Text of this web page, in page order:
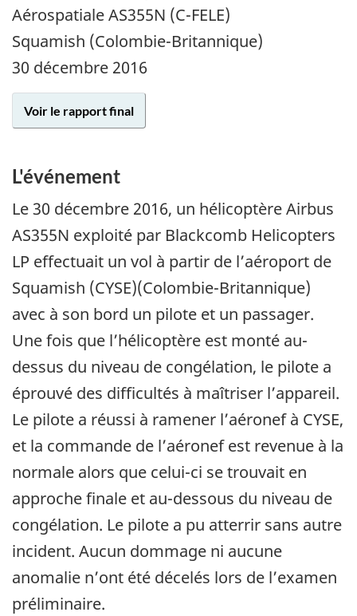
Aérospatiale AS355N (C-FELE)
Squamish (Colombie-Britannique)
30 décembre 2016
Voir le rapport final
L'événement
Le30 décembre 2016, un hélicoptère Airbus
AS355N exploité par Blackcomb Helicopters
LP effectuait un vol à partir de l’aéroport de
Squamish (CYSE)(Colombie-Britannique)
avec à son bord un pilote et un passager.
Une fois que l’hélicoptère est monté au-
dessus du niveau de congélation, le pilote a
éprouvé des difficultés à maîtriser l’appareil.
Le pilote a réussi à ramener l’aéronef à CYSE,
et la commande de l’aéronef est revenue à la
normale alors que celui-ci se trouvait en
approche finale et au-dessous du niveau de
congélation. Le pilote a pu atterrir sans autre
incident. Aucun dommage ni aucune
anomalie n’ont été décelés lors de l’examen
préliminaire.